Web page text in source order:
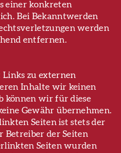
einer konkreten
Bei Bekanntwerden
werden
entfernen.
zu externen
Inhalte wir keinen
können wir für diese
Gewähr übernehmen.
Seiten ist stets der
Betreiber der Seiten
Seiten wurden